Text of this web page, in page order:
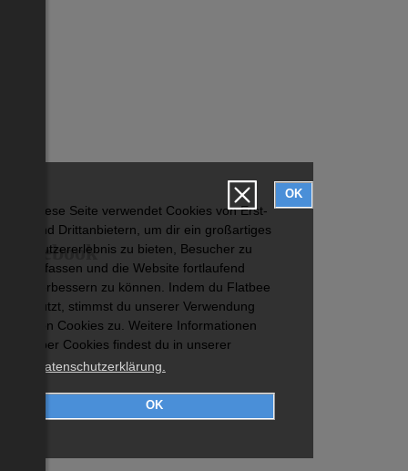
Diese Seite verwendet Cookies von Erst-
und Drittanbietern, um dir ein großartiges
Nutzererlebnis zu bieten, Besucher zu
erfassen und die Website fortlaufend
verbessern zu können. Indem du Flatbee
nutzt, stimmst du unserer Verwendung
von Cookies zu. Weitere Informationen
über Cookies findest du in unserer
Datenschutzerklärung.
OK
OK
Facebook